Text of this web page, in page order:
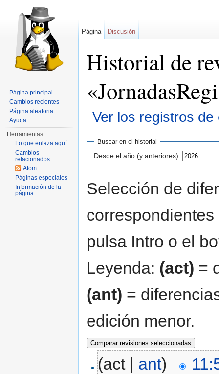
Historial de
Ver los registros de
Buscar en el historial
Desde el año (y anteriores):
Selección de
pulsa Intro o el
Leyenda: (act) =
(ant) =
edición menor.
(act | ant)
Página Discusión
Página principal
Cambios recientes
Página aleatoria
Ayuda
Herramientas
Lo que enlaza aquí
Cambios
relacionados
Atom
Páginas especiales
Información de la
página